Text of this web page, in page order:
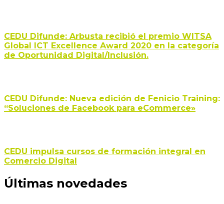
CEDU Difunde: Arbusta recibió el premio WITSA
Global ICT Excellence Award 2020 en la categoría
de Oportunidad Digital/Inclusión.
CEDU Difunde: Nueva edición de Fenicio Training:
“Soluciones de Facebook para eCommerce»
CEDU impulsa cursos de formación integral en
Comercio Digital
Últimas novedades